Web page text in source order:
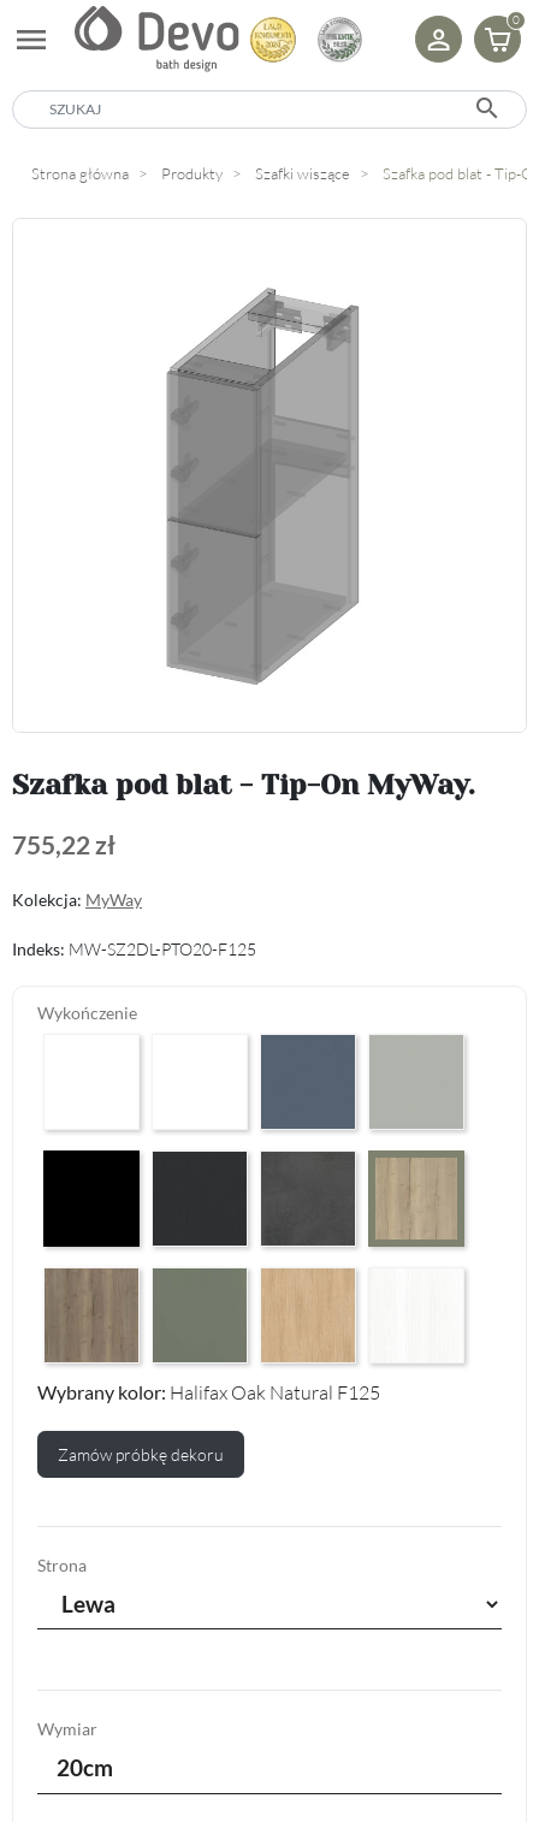
menu 0
search
Strona główna Produkty Szafki wiszące Szafka pod blat - Tip-
Szafka pod blat - Tip-On MyWay.
755,22 zł
Kolekcja: MyWay
Indeks: MW-SZ2DL-PTO20-F125
Wykończenie
Graphite Paintflow Premier F132
Makalu Darkgrey Classic F134
Halifax Oak Natural
Wybrany kolor: Halifax Oak Natural F125
Zamów próbkę dekoru
Strona
Wymiar
20cm